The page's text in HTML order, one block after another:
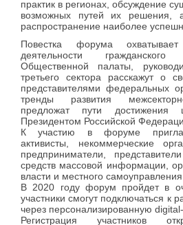
практик в регионах, обсуждение
возможных путей их решения,
распространение наиболее
Повестка форума
деятельности
Общественной палаты,
третьего сектора расскажут о
представителями федеральных
тренды развития
предложат пути достижения
Президентом Российской
К участию в форуме
активисты, некоммерческие
предприниматели,
средств массовой информации,
власти и местного самоуправления.
В 2020 году форум пройдет в
участники смогут подключаться к
через персонализированную
Регистрация участников